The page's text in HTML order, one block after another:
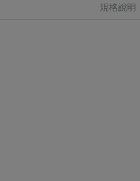
規格說明